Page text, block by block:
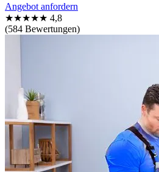
Angebot anfordern
★★★★★ 4,8
(584 Bewertungen)